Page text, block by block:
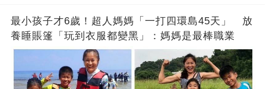
最小孩子才6歲！超人媽媽「一打四環島45天」 放
養睡賬篷「玩到衣服都變黑」：媽媽是最棒職業